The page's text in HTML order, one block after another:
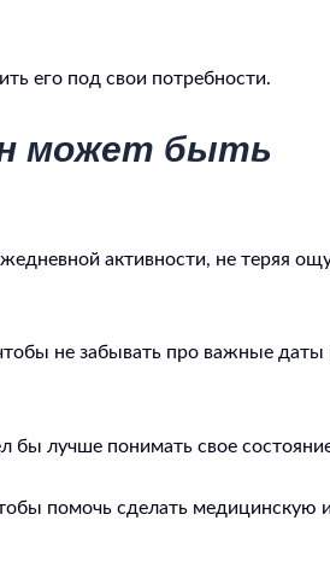
его под свои потребности.
может быть
активности, не теряя
не забывать про важные
бы лучше понимать свое
помочь сделать